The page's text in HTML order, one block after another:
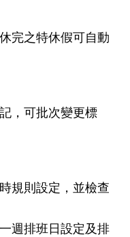
完之特休假可自動
，可批次變更標
規則設定，並檢查
週排班日設定及排